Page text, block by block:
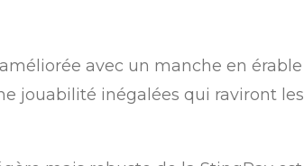
avec un manche en érable
jouabilité inégalées qui raviront les